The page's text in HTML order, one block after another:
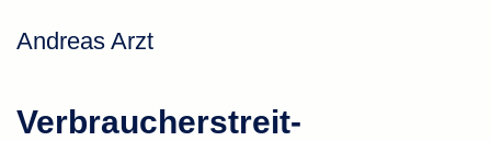
Andreas Arzt
Verbraucher­streit­